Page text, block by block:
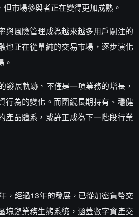
市場參與者正在變得更加成熟。
與風險管理成為越來越多用戶關注的
也正在從單純的交易市場，逐步演化
。
發展軌跡，不僅是一項業務的增長，
行為的變化。而圍繞長期持有、穩健
產品體系，或許正成為下一階段行業
，經過13年的發展，已從加密貨幣交
塊鏈業務生態系統，涵蓋數字資產交